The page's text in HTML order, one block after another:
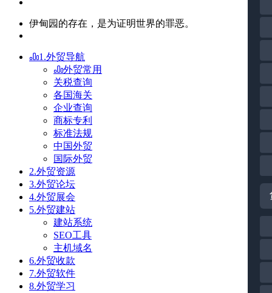
伊甸园的存在，是为证明世界的罪恶。
1.外贸导航
外贸常用
关税查询
各国海关
企业查询
商标专利
标准法规
中国外贸
国际外贸
2.外贸资源
3.外贸论坛
4.外贸展会
5.外贸建站
建站系统
SEO工具
主机域名
6.外贸收款
7.外贸软件
8.外贸学习